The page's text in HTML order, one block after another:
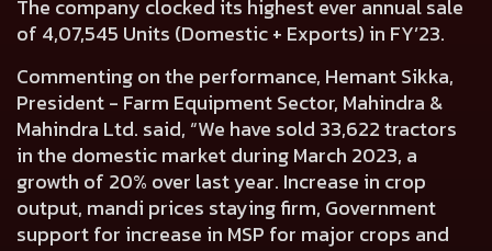
The company clocked its highest ever annual sale
of 4,07,545 Units (Domestic + Exports) in FY’23.
Commenting on the performance, Hemant Sikka,
President - Farm Equipment Sector, Mahindra &
Mahindra Ltd. said, “We have sold 33,622 tractors
in the domestic market during March 2023, a
growth of 20% over last year. Increase in crop
output, mandi prices staying firm, Government
support for increase in MSP for major crops and